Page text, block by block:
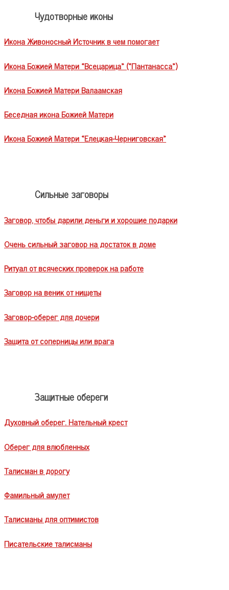
Чудотворные иконы
Икона Живоносный Источник в чем помогает
Икона Божией Матери «Всецарица» («Пантанасса»)
Икона Божией Матери Валаамская
Беседная икона Божией Матери
Икона Божией Матери «Елецкая-Черниговская»
Сильные заговоры
Заговор, чтобы дарили деньги и хорошие подарки
Очень сильный заговор на достаток в доме
Ритуал от всяческих проверок на работе
Заговор на веник от нищеты
Заговор-оберег для дочери
Защита от соперницы или врага
Защитные обереги
Духовный оберег. Нательный крест
Оберег для влюбленных
Талисман в дорогу
Фамильный амулет
Талисманы для оптимистов
Писательские талисманы